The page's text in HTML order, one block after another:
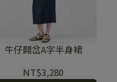
牛仔開岔A字半身裙
NT$3,280